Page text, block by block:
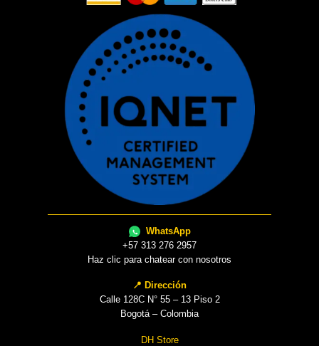
WhatsApp
+57 313 276 2957
Haz clic para chatear con nosotros
📍 Dirección
Calle 128C N° 55 – 13 Piso 2
Bogotá – Colombia
DH Store